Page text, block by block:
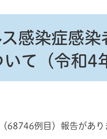
感染症感
て（令和4
68746例目）報告があ